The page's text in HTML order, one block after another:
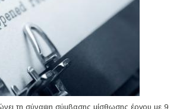
τη σύναψη σύμβασης μίσθωσης έργου με 9